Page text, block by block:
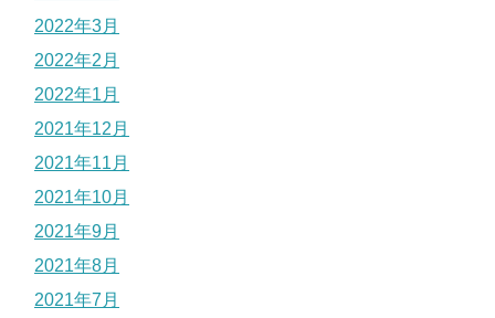
2022年3月
2022年2月
2022年1月
2021年12月
2021年11月
2021年10月
2021年9月
2021年8月
2021年7月